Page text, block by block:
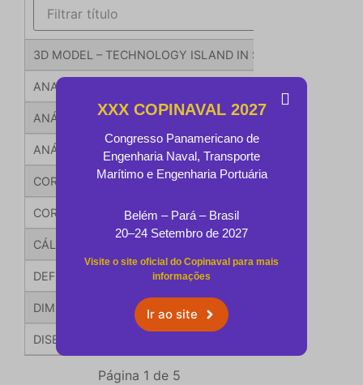
3D MODEL – TECHNOLOGY ISLAND IN SHIP DESIGN OR A
ANALYSIS OF THE IMPACT OF THE USE OF INTEGRATED
ANÁLISE DE VIABILIDADE À IMPLEMENTAÇÃO DE
ANÁLISIS COMPARATIVO DE LAS PROPIEDADES
CORRIENTES MARINAS E INTERCAMBIO DE AGUA AL
CORRIENTES MARINAS LITORALES AL NOROCCIDENTE
CÁLCULO TEÓRICO Y MODELACIÓN COMPUTACIONAL
DEFECTACIÓN DEL SISTEMA DE PROPULSIÓN DE
DIMENSIONAMENTO DE UM TERMINAL PORTUÁRIO
DISEÑO CONCEPTUAL DE EMBARCACIONES FLUVIALES
Página 1 de 5
XXX COPINAVAL 2027
Congresso Panamericano de
Engenharia Naval, Transporte
Marítimo e Engenharia Portuária
Belém – Pará – Brasil
20–24 Setembro de 2027
Visite o site oficial do Copinaval para mais
informações
Ir ao site